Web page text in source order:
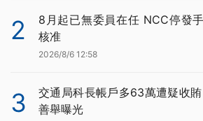
2
8月起已無委員在任 NCC停發
核准
2026/8/6 12:58
3
交通局科長帳戶多63萬遭疑收
善舉曝光